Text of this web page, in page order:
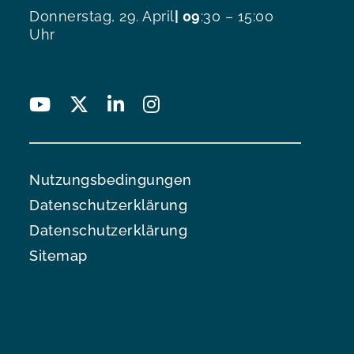
Donnerstag, 29. April| 09:30 – 15:00
Uhr
Nutzungsbedingungen
Datenschutzerklärung
Datenschutzerklärung
Sitemap